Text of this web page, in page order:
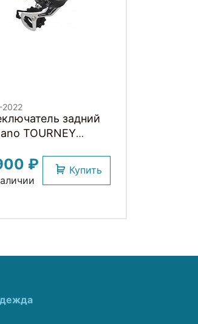
2022
задний
TOURNEY
₽ Купить